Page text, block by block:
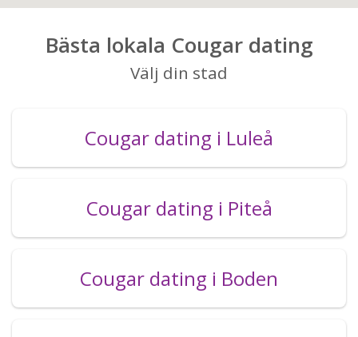
Bästa lokala Cougar dating
Välj din stad
Cougar dating i Luleå
Cougar dating i Piteå
Cougar dating i Boden